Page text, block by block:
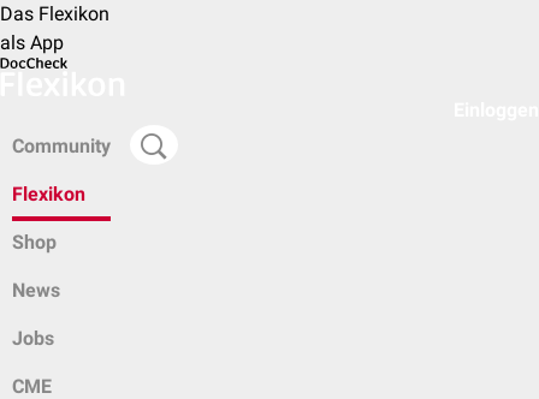
Das Flexikon
als App
Community
Flexikon
Shop
News
Jobs
CME